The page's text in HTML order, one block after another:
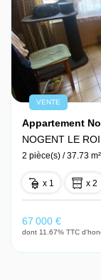
VENTE
Appartement
NOGENT LE
2 pièce(s) / 37.73 m²
x 1 x 2
67 000 €
dont 11.67% TTC